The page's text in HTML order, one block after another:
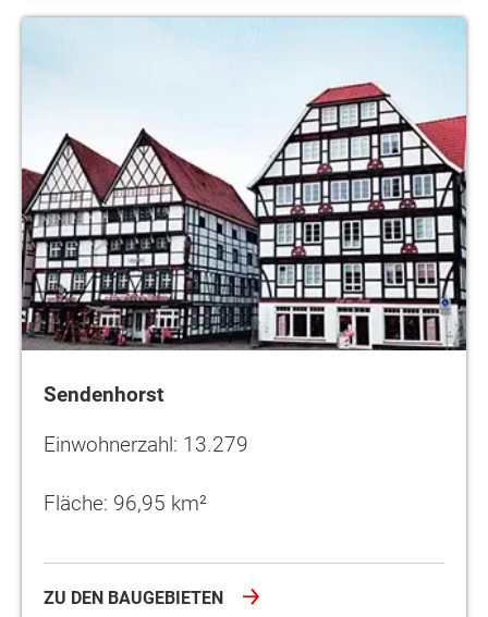
Sendenhorst
Einwohnerzahl: 13.279
Fläche: 96,95 km²
ZU DEN BAUGEBIETEN